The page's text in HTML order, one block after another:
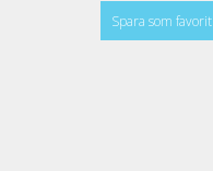
Spara som favorit